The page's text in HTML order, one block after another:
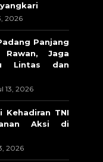
2026
Panjang
Jaga
Lintas dan
13, 2026
Kehadiran TNI
Aksi di
2026